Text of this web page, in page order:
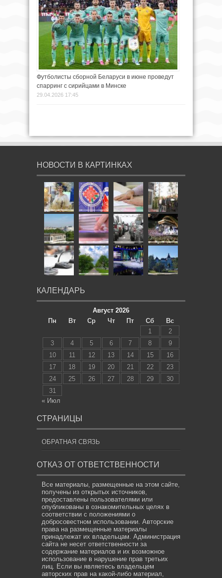
Футболисты сборной Беларуси в июне проведут
спарринг с сирийцами в Минске
29.04.2026 17:45
НОВОСТИ В КАРТИНКАХ
КАЛЕНДАРЬ
Август 2026
Пн
Вт Ср Чт Пт Сб
Вс
1
2
3
4 5 6 7 8
9
10
11 12 13 14 15
16
17
18 19 20 21 22
23
24
25 26 27 28 29
30
31
« Июл
СТРАНИЦЫ
ОБРАТНАЯ СВЯЗЬ
ОТКАЗ ОТ ОТВЕТСТВЕННОСТИ
Все материалы, размещенные на этом сайте,
получены из открытых источников,
предоставлены пользователями или
опубликованы в ознакомительных целях в
соответствии с положениями о
добросовестном использовании. Авторские
права на размещенные материалы
принадлежат их владельцам. Администрация
сайта не несет ответственности за
содержание материалов и их возможное
использование в нарушение прав третьих
лиц. Если вы являетесь владельцем
авторских прав на какой-либо материал,